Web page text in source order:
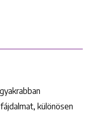
különösen